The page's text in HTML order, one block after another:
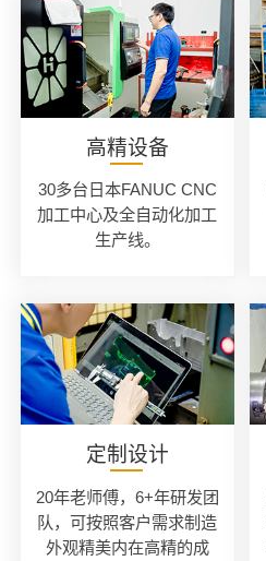
高精设备
30多台日本FANUC CNC
加工中心及全自动化加工
生产线。
定制设计
20年老师傅，6+年研发团
队，可按照客户需求制造
外观精美内在高精的成